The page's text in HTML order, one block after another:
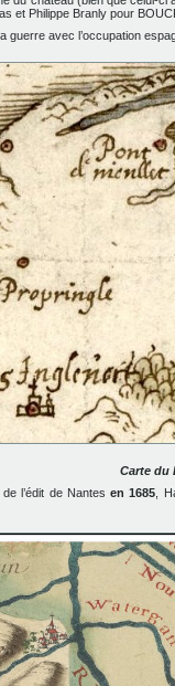
et Philippe Branly pour
avec l’occupation
Carte du
l’édit de Nantesen 1685 ,